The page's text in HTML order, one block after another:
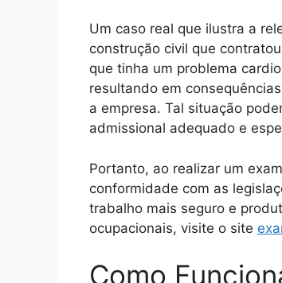
Um caso real que ilustra a
construção civil que
que tinha um problema
resultando em
a empresa. Tal situação
admissional adequado e
Portanto, ao realizar um
conformidade com as
trabalho mais seguro e
ocupacionais, visite o site
Como